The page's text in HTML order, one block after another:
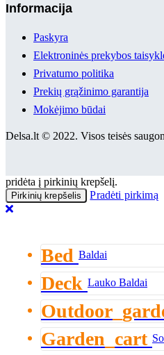
Informacija
Paskyra
Elektroninės prekybos
Privatumo politika
Prekių grąžinimo garantija
Mokėjimo būdai
Delsa.lt © 2022. Visos teisės
pridėta į pirkinių krepšelį.
Pirkinių krepšelis Pradėti pirkimą
Bed Baldai
Deck Lauko Baldai
Garden_cart